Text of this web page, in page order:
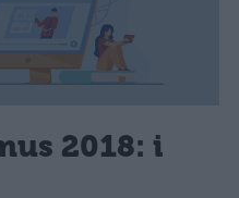
2018: i